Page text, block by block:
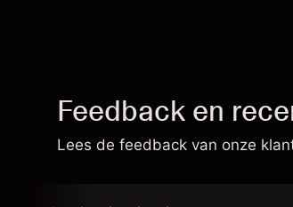
Feedback en
Lees de feedback van onze